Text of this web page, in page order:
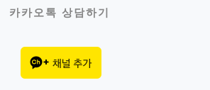
카카오톡 상담하기